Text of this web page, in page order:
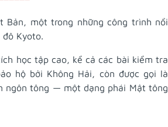
Bản, một trong những công trình nổi
Kyoto.
học tập cao, kể cả các bài kiểm tra
hộ bởi Không Hải, còn được gọi là
ngôn tông — một dạng phái Mật tông